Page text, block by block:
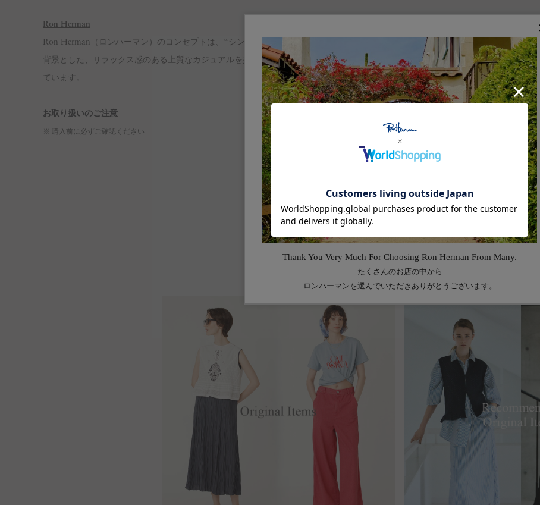
Ron Herman
Ron Herman（ロンハーマン）のコンセプトは、“シンプルなデザイン、特別な素材、ユニークなディテール” 。California Styleを
背景とした、リラックス感のある上質なカジュアルを提案する、タイムレスなデイリーウェアやライフスタイルアイテムを展開し
ています。
お取り扱いのご注意
※ 購入前に必ずご確認ください
Feature